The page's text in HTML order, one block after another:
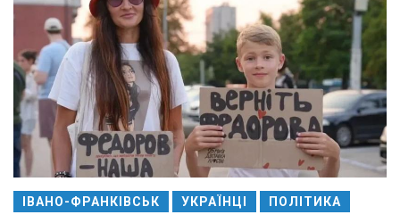
ІВАНО-ФРАНКІВСЬК УКРАЇНЦІ ПОЛІТИКА